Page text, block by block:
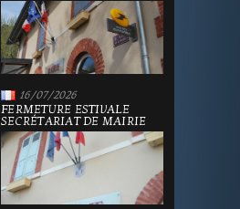
16/07/2026
FERMETURE ESTIVALE
SECRÉTARIAT DE MAIRIE